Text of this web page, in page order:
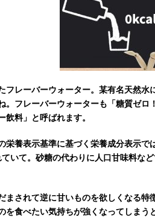
フレーバーウォーター。某有名天然水
。フレーバーウォーターも「糖質ゼ
飲料」と呼ばれます。
栄養表示基準に基づく栄養成分表示
いて。砂糖の代わりに人口甘味料な
まされて逆に甘いものを欲しくなる
を食べたい気持ちが強くなってしまう